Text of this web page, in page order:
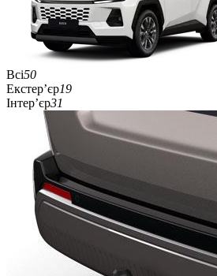
Всі50
Екстер’єр19
Інтер’єр31